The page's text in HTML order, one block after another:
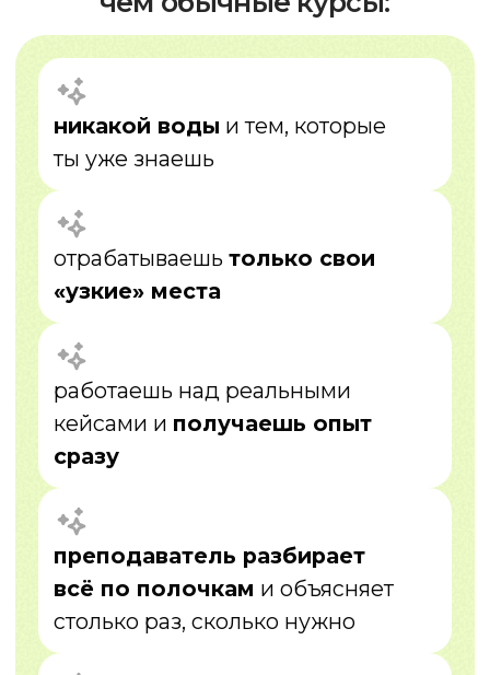
Анализ
узнаем твои цели и уровень знаний
02
План
составляем персональную
программу для тебя
Обучение 1:1
занятия онлайн + отработка знаний +
практика
04
Реальные кейсы
работаешь не «на примерах»,
а на практике
05
Доп. модули
самостоятельно обучения